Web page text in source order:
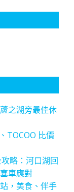
之湖旁最佳休
TOCOO 比價
攻略：河口湖回
車應對
，美食、伴手